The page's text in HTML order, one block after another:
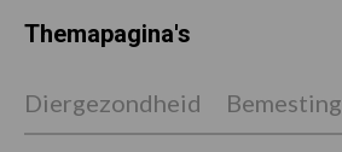
Themapagina's
Diergezondheid Bemesting